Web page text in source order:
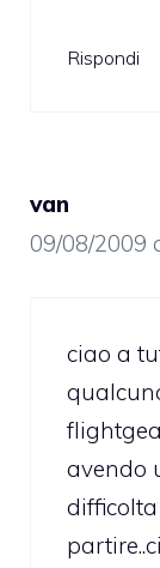
Rispondi
van
09/08/2009
ciao a
avendo